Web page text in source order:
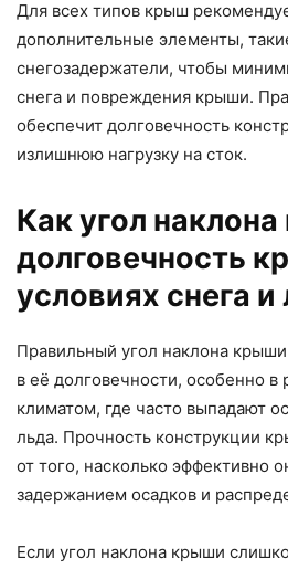
Для всех типов крыш
дополнительные элементы,
снегозадержатели, чтобы
снега и повреждения крыши.
обеспечит долговечность
излишнюю нагрузку на сток.
Как угол наклона
долговечность
условиях снега и
Правильный угол наклона
в её долговечности, особенно в
климатом, где часто выпадают
льда. Прочность конструкции
от того, насколько эффективно
задержанием осадков и
Если угол наклона крыши